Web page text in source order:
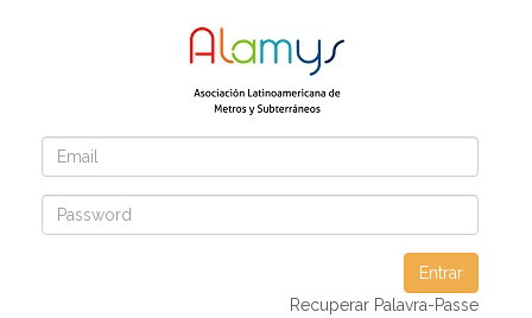
Entrar
Recuperar Palavra-Passe